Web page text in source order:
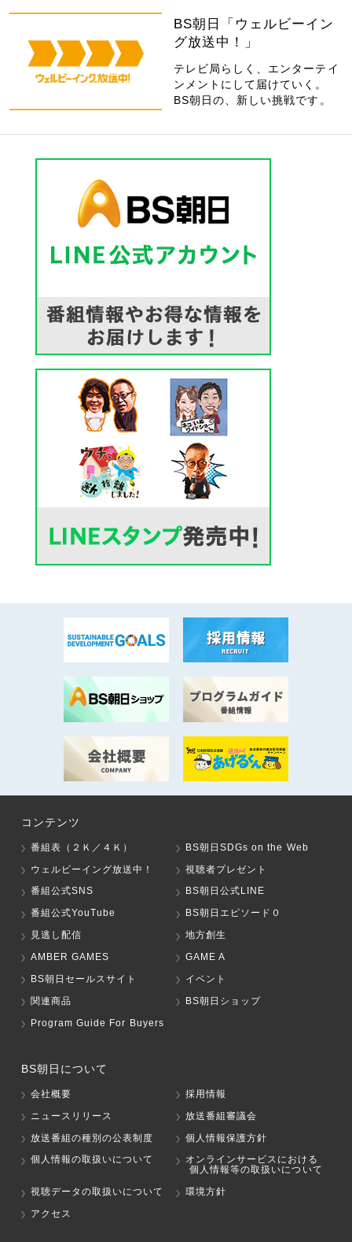
BS朝日「ウェルビーイン
グ放送中！」
テレビ局らしく、エンターテイ
ンメントにして届けていく。
BS朝日の、新しい挑戦です。
コンテンツ
番組表（２Ｋ／４Ｋ）
BS朝日SDGs on the Web
ウェルビーイング放送中！
視聴者プレゼント
番組公式SNS
BS朝日公式LINE
番組公式YouTube
BS朝日エピソード０
見逃し配信
地方創生
AMBER GAMES
GAME A
BS朝日セールスサイト
イベント
関連商品
BS朝日ショップ
Program Guide For Buyers
BS朝日について
会社概要
採用情報
ニュースリリース
放送番組審議会
放送番組の種別の公表制度
個人情報保護方針
個人情報の取扱いについて
オンラインサービスにおける
個人情報等の取扱いについて
視聴データの取扱いについて
環境方針
アクセス